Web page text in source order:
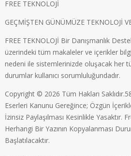
FREE TEKNOLOJİ
GEÇMİŞTEN GÜNÜMÜZE TEKNOLOJİ
FREE TEKNOLOJİ Bir Danışmanlık
üzerindeki tüm makaleler ve içerikler bilgi
nedeni ile sistemlerinizde oluşacak her
durumlar kullanıcı sorumluluğundadır.
Copyright © 2026 Tüm Hakları
Eserleri Kanunu Gereğince; Özgün
İzinsiz Paylaşılması Kesinlikle Yasaktır.
Herhangi Bir Yazının Kopyalanması
Başlatılacaktır.